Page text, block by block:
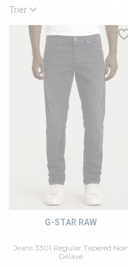
Trier
Jeans 3301 Regular Tapered Noir
Délavé
G-STAR RAW